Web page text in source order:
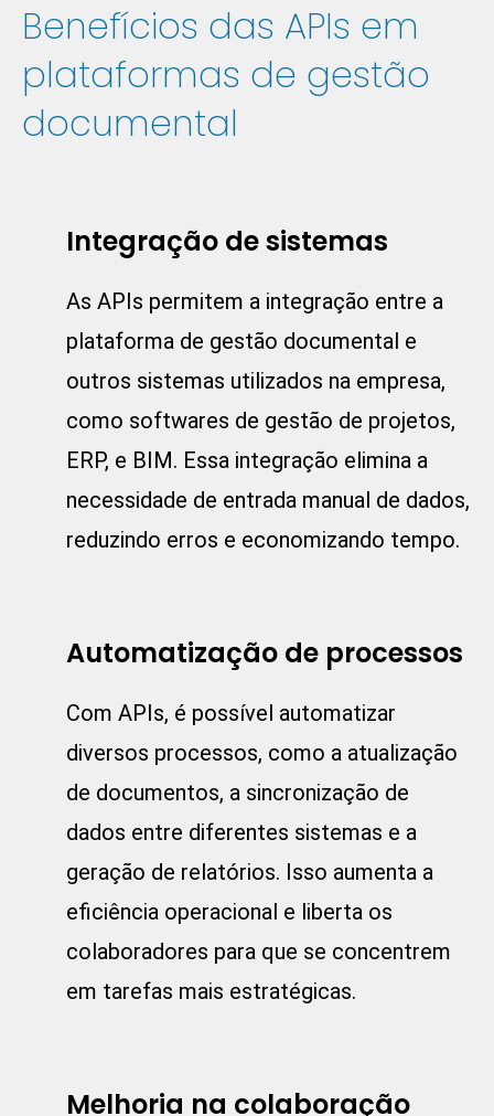
Benefícios das APIs em
plataformas de gestão
documental
Integração de sistemas
As APIs permitem a integração entre a
plataforma de gestão documental e
outros sistemas utilizados na empresa,
como softwares de gestão de projetos,
ERP, e BIM. Essa integração elimina a
necessidade de entrada manual de dados,
reduzindo erros e economizando tempo.
Automatização de processos
Com APIs, é possível automatizar
diversos processos, como a atualização
de documentos, a sincronização de
dados entre diferentes sistemas e a
geração de relatórios. Isso aumenta a
eficiência operacional e liberta os
colaboradores para que se concentrem
em tarefas mais estratégicas.
Melhoria na colaboração